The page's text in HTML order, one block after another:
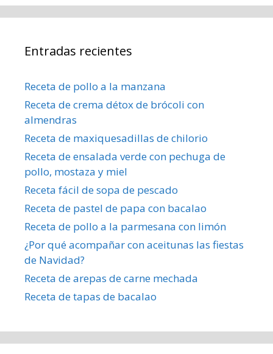
Entradas recientes
Receta de pollo a la manzana
Receta de crema détox de brócoli con
almendras
Receta de maxiquesadillas de chilorio
Receta de ensalada verde con pechuga de
pollo, mostaza y miel
Receta fácil de sopa de pescado
Receta de pastel de papa con bacalao
Receta de pollo a la parmesana con limón
¿Por qué acompañar con aceitunas las fiestas
de Navidad?
Receta de arepas de carne mechada
Receta de tapas de bacalao